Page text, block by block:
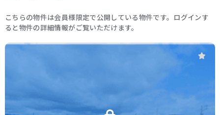
こちらの物件は会員様限定で公開している物件です。ログインす
ると物件の詳細情報がご覧いただけます。